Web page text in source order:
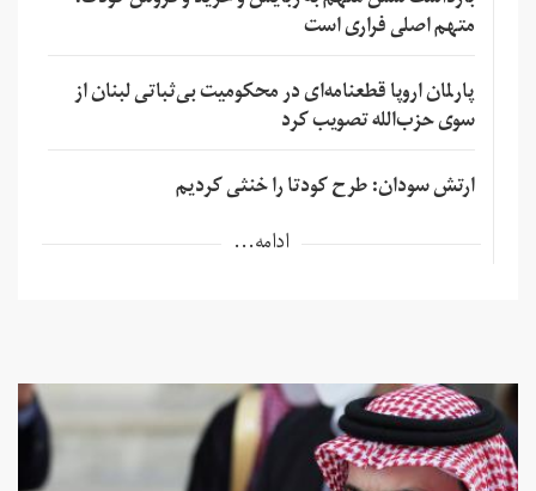
متهم اصلی فراری است
پارلمان اروپا قطعنامه‌ای در محکومیت بی‌ثباتی لبنان از
سوی حزب‌الله تصویب کرد
ارتش سودان: طرح کودتا را خنثی کردیم
ادامه...